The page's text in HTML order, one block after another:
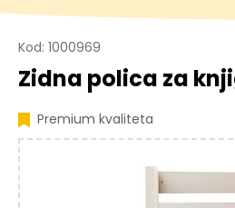
Kod: 1000969
Zidna polica za
Premium kvaliteta